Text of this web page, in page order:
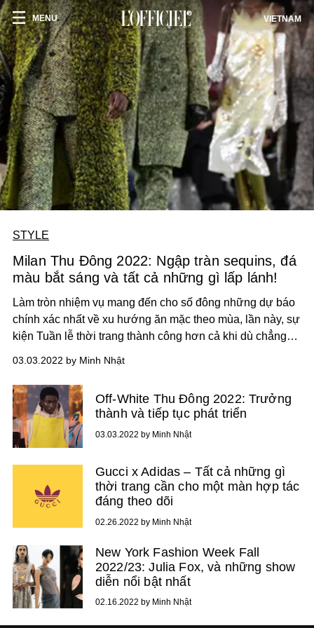
MENU VIETNAM
STYLE
Milan Thu Đông 2022: Ngập tràn sequins, đá
màu bắt sáng và tất cả những gì lấp lánh!
Làm tròn nhiệm vụ mang đến cho số đông những dự báo
chính xác nhất về xu hướng ăn mặc theo mùa, lần này, sự
kiện Tuần lễ thời trang thành công hơn cả khi dù chẳng
đang là từ khoá quan trọng cho mùa Thu Đông 2022.
03.03.2022 by Minh Nhật
Off-White Thu Đông 2022: Trưởng
thành và tiếp tục phát triển
03.03.2022 by Minh Nhật
Gucci x Adidas – Tất cả những gì
thời trang cần cho một màn hợp tác
đáng theo dõi
02.26.2022 by Minh Nhật
New York Fashion Week Fall
2022/23: Julia Fox, và những show
diễn nổi bật nhất
02.16.2022 by Minh Nhật